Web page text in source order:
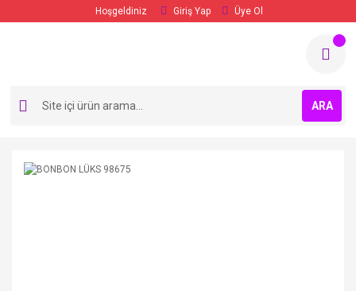
Hoşgeldiniz Giriş Yap Üye Ol
ARA